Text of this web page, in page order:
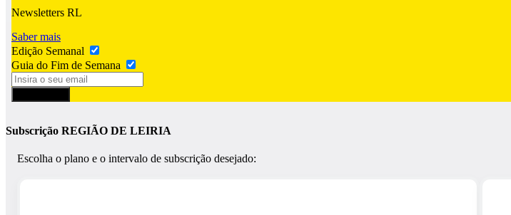
Newsletters RL
Saber mais
Edição Semanal
Guia do Fim de Semana
Subscrição REGIÃO DE LEIRIA
Escolha o plano e o intervalo de subscrição desejado: